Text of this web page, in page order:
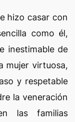
hizo casar con
como él,
inestimable de
mujer virtuosa,
y respetable
la veneración
las familias